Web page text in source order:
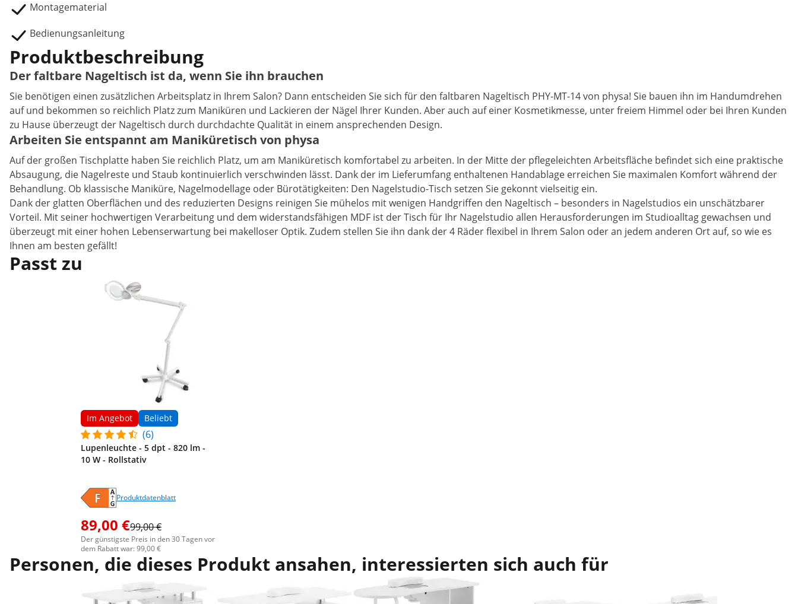
Montagematerial
Bedienungsanleitung
Produktbeschreibung
Der faltbare Nageltisch ist da, wenn Sie ihn brauchen
Sie benötigen einen zusätzlichen Arbeitsplatz in Ihrem Salon? Dann entscheiden Sie sich für den faltbaren Nageltisch PHY-MT-14 von physa! Sie bauen ihn im Handumdrehen
auf und bekommen so reichlich Platz zum Maniküren und Lackieren der Nägel Ihrer Kunden. Aber auch auf einer Kosmetikmesse, unter freiem Himmel oder bei Ihren Kunden
zu Hause überzeugt der Nageltisch durch durchdachte Qualität in einem ansprechenden Design.
Arbeiten Sie entspannt am Maniküretisch von physa
Auf der großen Tischplatte haben Sie reichlich Platz, um am Maniküretisch komfortabel zu arbeiten. In der Mitte der pflegeleichten Arbeitsfläche befindet sich eine praktische
Absaugung, die Nagelreste und Staub kontinuierlich verschwinden lässt. Dank der im Lieferumfang enthaltenen Handablage erreichen Sie maximalen Komfort während der
Behandlung. Ob klassische Maniküre, Nagelmodellage oder Bürotätigkeiten: Den Nagelstudio-Tisch setzen Sie gekonnt vielseitig ein.
Dank der glatten Oberflächen und des reduzierten Designs reinigen Sie mühelos mit wenigen Handgriffen den Nageltisch – besonders in Nagelstudios ein unschätzbarer
Vorteil. Mit seiner hochwertigen Verarbeitung und dem widerstandsfähigen MDF ist der Tisch für Ihr Nagelstudio allen Herausforderungen im Studioalltag gewachsen und
überzeugt mit einer hohen Lebenserwartung bei makelloser Optik. Zudem stellen Sie ihn dank der 4 Räder flexibel in Ihrem Salon oder an jedem anderen Ort auf, so wie es
Ihnen am besten gefällt!
Passt zu
Im Angebot Beliebt
(6)
Lupenleuchte - 5 dpt - 820 lm -
10 W - Rollstativ
Produktdatenblatt
89,00 €99,00 €
Der günstigste Preis in den 30 Tagen vor
dem Rabatt war: 99,00 €
Personen, die dieses Produkt ansahen, interessierten sich auch für